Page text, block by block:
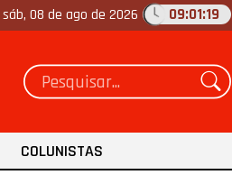
sáb, 08 de ago de 2026 09:01:20
COLUNISTAS